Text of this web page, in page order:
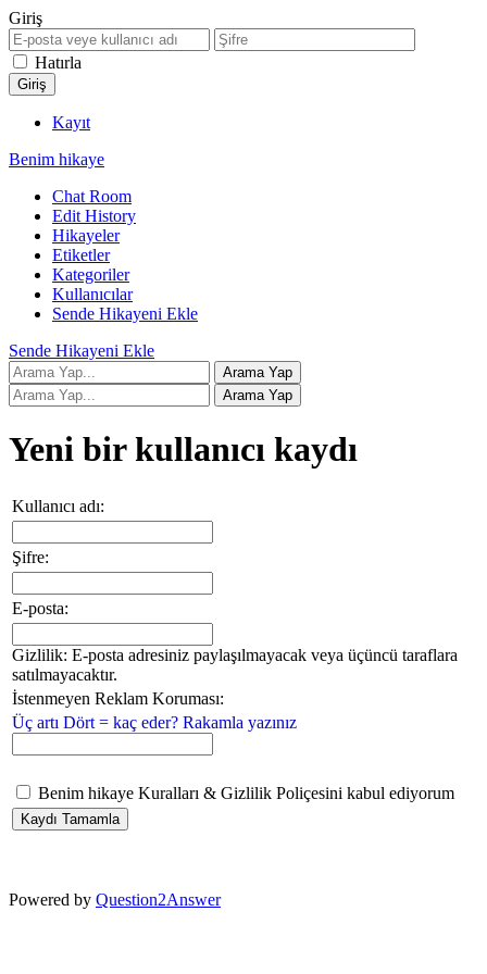
Giriş
Hatırla
Kayıt
Benim hikaye
Chat Room
Edit History
Hikayeler
Etiketler
Kategoriler
Kullanıcılar
Sende Hikayeni Ekle
Sende Hikayeni Ekle
Yeni bir kullanıcı kaydı
Kullanıcı adı:
Şifre:
E-posta:
Gizlilik: E-posta adresiniz paylaşılmayacak veya üçüncü taraflara
satılmayacaktır.
İstenmeyen Reklam Koruması:
Üç artı Dört = kaç eder? Rakamla yazınız
Benim hikaye Kuralları & Gizlilik Poliçesini kabul ediyorum
Powered by Question2Answer